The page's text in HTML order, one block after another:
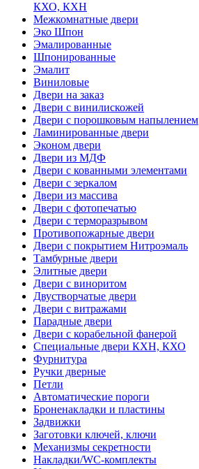
КХО, КХН
Межкомнатные двери
Эко Шпон
Эмалированные
Шпонированные
Эмалит
Виниловые
Двери на заказ
Двери с винилискожей
Двери с порошковым напылением
Ламинированные двери
Эконом двери
Двери из МДФ
Двери с кованными элементами
Двери с зеркалом
Двери из массива
Двери с фотопечатью
Двери с терморазрывом
Противопожарные двери
Двери с покрытием Нитроэмаль
Тамбурные двери
Элитные двери
Двери с виноритом
Двустворчатые двери
Двери с витражами
Парадные двери
Двери с корабельной фанерой
Специальные двери КХН, КХО
Фурнитура
Ручки дверные
Петли
Автоматические пороги
Броненакладки и пластины
Задвижки
Заготовки ключей, ключи
Механизмы секретности
Накладки/WC-комплекты